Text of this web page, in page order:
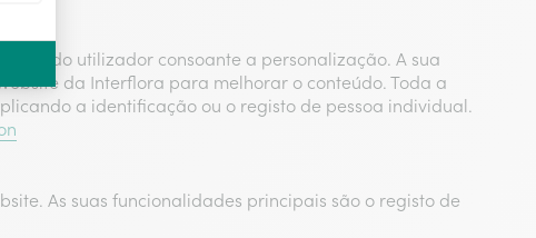
do utilizador consoante a personalização. A sua
da Interflora para melhorar o conteúdo. Toda a
a identificação ou o registo de pessoa individual.
As suas funcionalidades principais são o registo de